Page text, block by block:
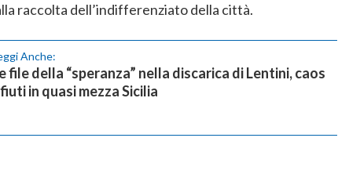
raccolta dell’indifferenziato della città.
Anche:
file della “speranza” nella discarica di Lentini, caos
in quasi mezza Sicilia